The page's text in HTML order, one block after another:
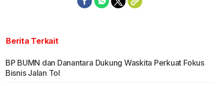
Berita Terkait
BP BUMN dan Danantara Dukung Waskita Perkuat Fokus
Bisnis Jalan Tol